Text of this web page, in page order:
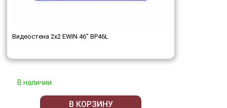
Видеостена 2x2 EWIN 46" BP46L
В наличии
В КОРЗИНУ